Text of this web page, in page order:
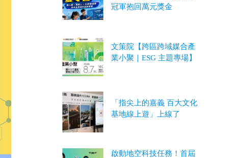
冠軍抱回萬元獎金
文策院【跨區跨域媒合產
業小聚｜ESG 主題專場】
「指尖上的嘉義 百大文化
基地線上遊」上線了
啟動地空科技任務！首屆